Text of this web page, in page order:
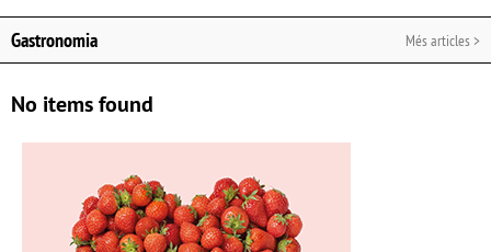
Gastronomia Més articles >
No items found